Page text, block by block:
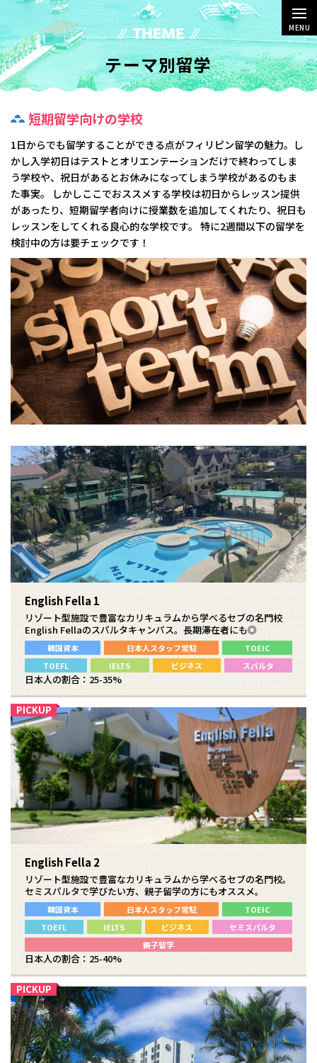
MENU
テーマ別留学
短期留学向けの学校
1日からでも留学することができる点がフィリピン留学の魅力。し
かし入学初日はテストとオリエンテーションだけで終わってしま
う学校や、祝日があるとお休みになってしまう学校があるのもま
た事実。 しかしここでおススメする学校は初日からレッスン提供
があったり、短期留学者向けに授業数を追加してくれたり、祝日も
レッスンをしてくれる良心的な学校です。 特に2週間以下の留学を
検討中の方は要チェックです！
English Fella 1
リゾート型施設で豊富なカリキュラムから学べるセブの名門校
English Fellaのスパルタキャンパス。長期滞在者にも◎
韓国資本 日本人スタッフ常駐
TOEIC
TOEFL
IELTS ビジネス スパルタ
日本人の割合：25-35%
English Fella 2
リゾート型施設で豊富なカリキュラムから学べるセブの名門校。
セミスパルタで学びたい方、親子留学の方にもオススメ。
韓国資本 日本人スタッフ常駐
TOEIC
TOEFL
IELTS ビジネス
セミスパルタ
親子留学
日本人の割合：25-40%